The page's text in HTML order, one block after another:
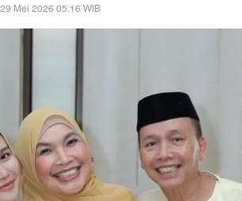
Mei 2026 05:16 WIB